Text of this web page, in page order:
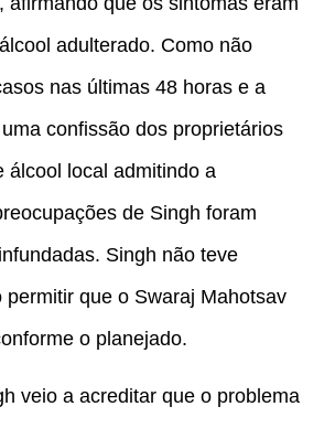
adulterado. Como não
nas últimas 48 horas e a
confissão dos proprietários
álcool local admitindo a
de Singh foram
Singh não teve
permitir que o Swaraj Mahotsav
o planejado.
veio a acreditar que o problema